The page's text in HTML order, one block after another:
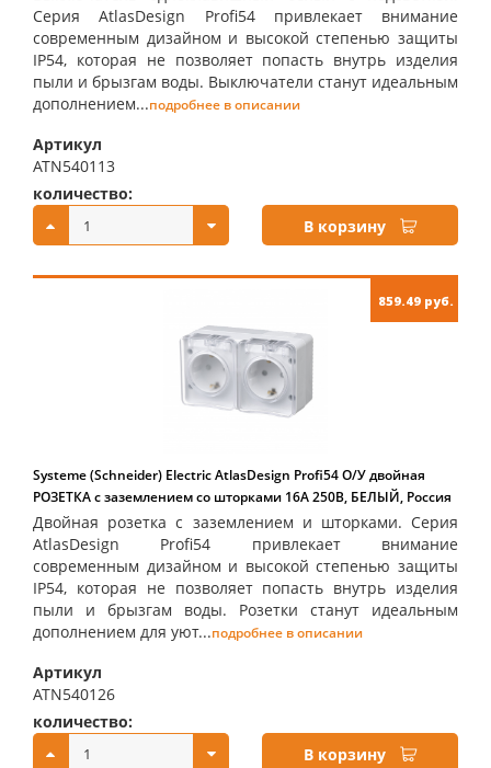
Серия AtlasDesign Profi54 привлекает внимание
современным дизайном и высокой степенью защиты
IP54, которая не позволяет попасть внутрь изделия
пыли и брызгам воды. Выключатели станут идеальным
дополнением...подробнее в описании
Артикул
ATN540113
количество:
В корзину
859.49 руб.
Systeme (Schneider) Electric AtlasDesign Profi54 O/У двойная
РОЗЕТКА с заземлением со шторками 16А 250B, БЕЛЫЙ, Россия
Двойная розетка с заземлением и шторками. Серия
AtlasDesign Profi54 привлекает внимание
современным дизайном и высокой степенью защиты
IP54, которая не позволяет попасть внутрь изделия
пыли и брызгам воды. Розетки станут идеальным
дополнением для уют...подробнее в описании
Артикул
ATN540126
количество:
В корзину